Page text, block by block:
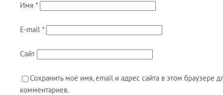
Имя *
E-mail *
Сайт
Сохранить моё имя, email и адрес сайта в этом браузере
комментариев.